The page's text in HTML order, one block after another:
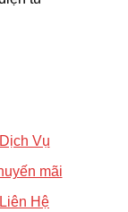
Dịch Vụ
mãi
Liên Hệ